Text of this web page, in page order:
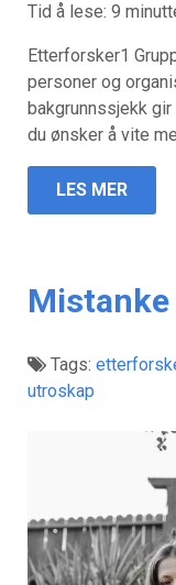
Tid å lese: 9
Etterforsker1
personer og
bakgrunnssjekk
du ønsker å vite
LES MER
Tags:
utroskap